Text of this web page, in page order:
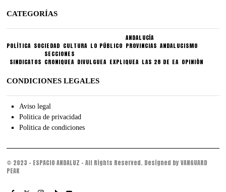
CATEGORÍAS
POLÍTICA SOCIEDAD CULTURA LO PÚBLICO
ANDALUCÍA
PROVINCIAS ANDALUCISMO
SINDICATOS
SECCIONES
CRONIQUEA DIVULGUEA EXPLIQUEA LAS 28 DE EA OPINIÓN
CONDICIONES LEGALES
Aviso legal
Politica de privacidad
Politica de condiciones
© 2023 - ESPACIO ANDALUZ - All Rights Reserved. Designed by VANGUARD
PEAK